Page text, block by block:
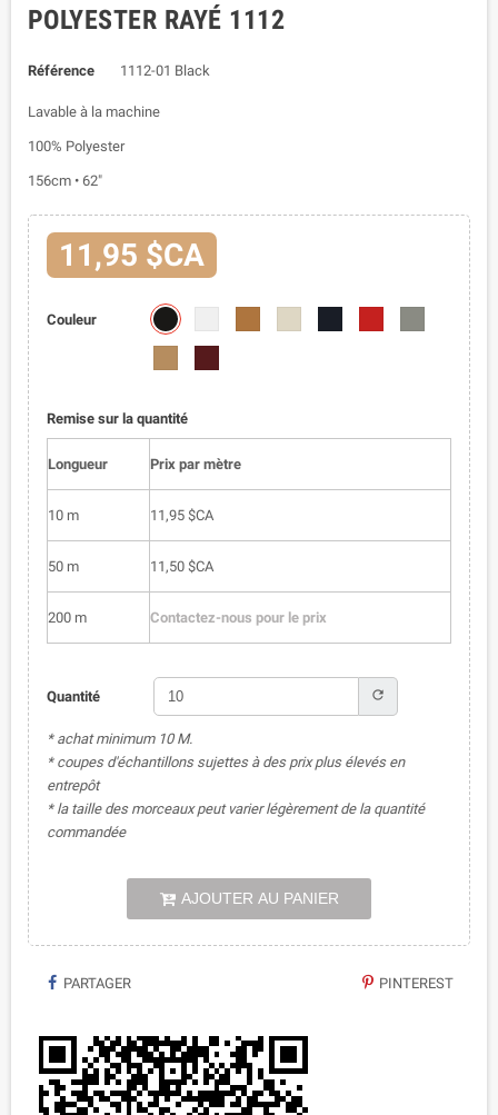
POLYESTER RAYÉ 1112
Référence 1112-01 Black
Lavable à la machine
100% Polyester
156cm • 62"
11,95 $CA
Couleur
1112-
Remise sur la quantité
Longueur Prix par mètre
10 m 11,95 $CA
50 m 11,50 $CA
200 m Contactez-nous pour le prix
Quantité refresh
* achat minimum 10 M.
* coupes d'échantillons sujettes à des prix plus élevés en
entrepôt
* la taille des morceaux peut varier légèrement de la quantité
commandée
AJOUTER AU PANIER
PARTAGER PINTEREST